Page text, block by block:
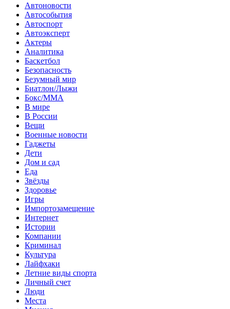
Автоновости
Автособытия
Автоспорт
Автоэксперт
Актеры
Аналитика
Баскетбол
Безопасность
Безумный мир
Биатлон/Лыжи
Бокс/MMA
В мире
В России
Вещи
Военные новости
Гаджеты
Дети
Дом и сад
Еда
Звёзды
Здоровье
Игры
Импортозамещение
Интернет
Истории
Компании
Криминал
Культура
Лайфхаки
Летние виды спорта
Личный счет
Люди
Места